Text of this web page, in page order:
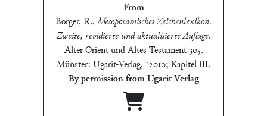
From
Borger, R.,Mesopotamisches Zeichenlexikon.
Zweite, revidierte und aktualisierte Auflage.
Alter Orient und Altes Testament 305.
Münster: Ugarit-Verlag, ²2010; Kapitel Ⅲ.
By permission from Ugarit-Verlag